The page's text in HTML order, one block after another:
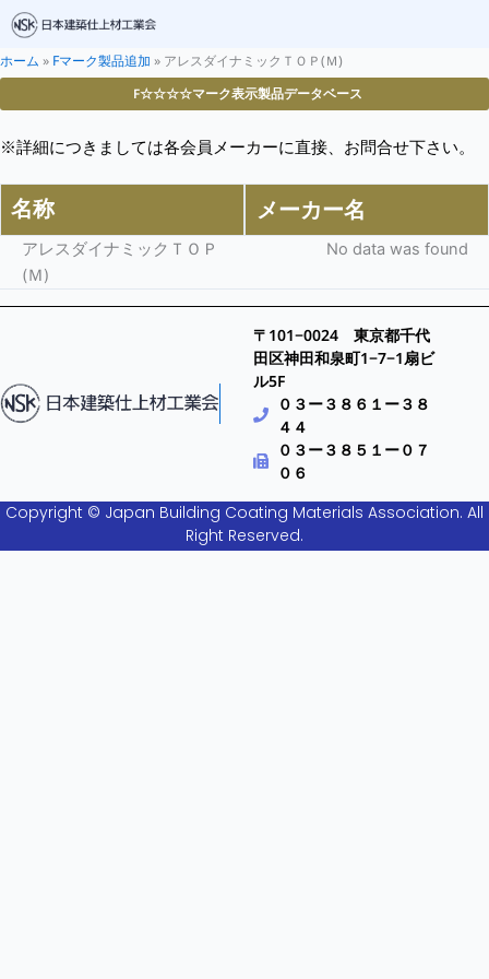
ホーム » Fマーク製品追加 » アレスダイナミックＴＯＰ(Ｍ)
F☆☆☆☆マーク表示製品データベース
※詳細につきましては各会員メーカーに直接、お問合せ下さい。
名称 メーカー名
アレスダイナミックＴＯＰ
(Ｍ)
No data was found
〒101−0024 東京都千代
田区神田和泉町1−7−1扇ビ
ル5F
０３ー３８６１ー３８
４４
０３ー３８５１ー０７
０６
Copyright © Japan Building Coating Materials Association. All
Right Reserved.